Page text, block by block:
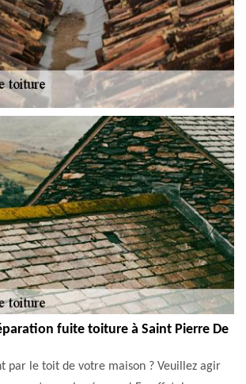
fuite toiture à Saint Pierre De
par le toit de votre maison ? Veuillez agir